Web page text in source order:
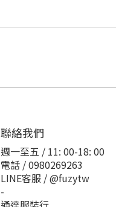
聯絡我們
週一至五 / 11: 00-18: 00
電話 / 0980269263
LINE客服 / @fuzytw
-